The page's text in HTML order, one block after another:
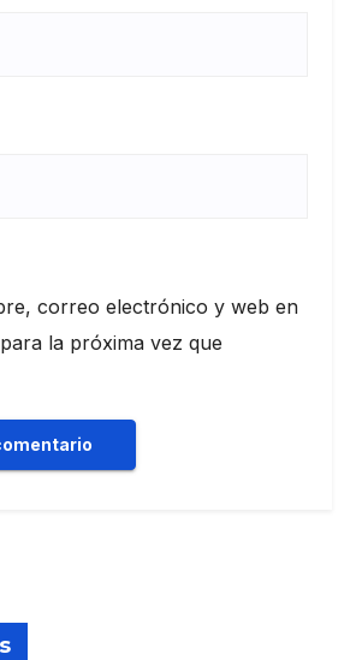
correo electrónico y web en
la próxima vez que